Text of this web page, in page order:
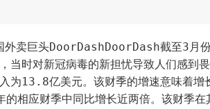
外卖巨头DoorDashDoorDash截至3月
时对新冠病毒的新担忧导致人们感到畏
13.8亿美元。该财季的增速意味着增
相应财季中同比增长近两倍。该财季在